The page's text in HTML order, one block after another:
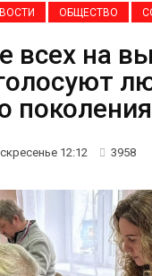
ОБЩЕСТВО
всех на
поколения
12:12 3958